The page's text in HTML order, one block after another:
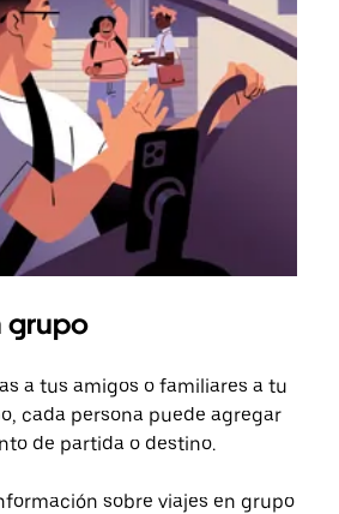
grupo
a tus amigos o familiares a tu
cada persona puede agregar
de partida o destino.
sobre viajes en grupo